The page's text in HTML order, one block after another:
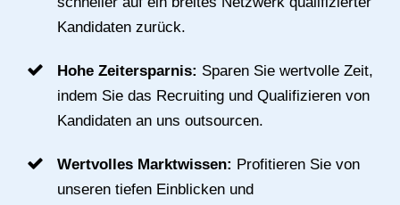
Kandidaten zurück.
Hohe Zeitersparnis: Sparen Sie wertvolle Zeit,
indem Sie das Recruiting und Qualifizieren von
Kandidaten an uns outsourcen.
Wertvolles Marktwissen: Profitieren Sie von
unseren tiefen Einblicken und